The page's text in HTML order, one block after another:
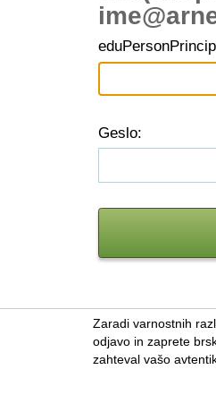
edu
Geslo:
Zaradi varnostnih
odjavo in zaprete
zahteval vašo